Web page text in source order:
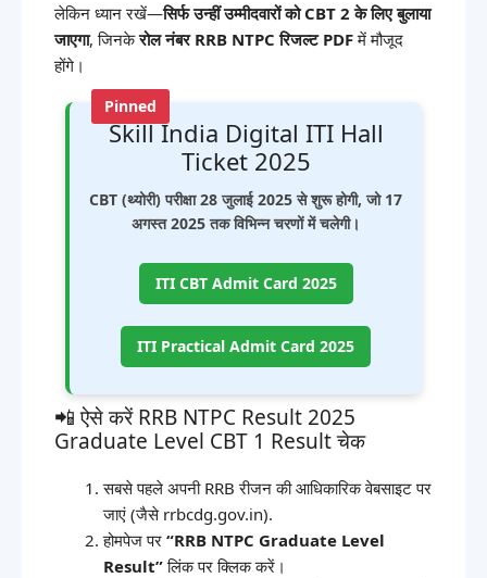
लेकिन ध्यान रखें—सिर्फ उन्हीं उम्मीदवारों को CBT 2 के लिए बुलाया
जाएगा, जिनकेरोल नंबर RRB NTPC रिजल्ट PDFमें मौजूद
होंगे।
Pinned
Skill India Digital ITI Hall
Ticket 2025
CBT (थ्योरी) परीक्षा 28 जुलाई 2025 से शुरू होगी, जो 17
अगस्त 2025 तक विभिन्न चरणों में चलेगी।
ITI CBT Admit Card 2025
ITI Practical Admit Card 2025
📲 ऐसे करें RRB NTPC Result 2025
Graduate Level CBT 1 Result चेक
सबसे पहले अपनी RRB रीजन की आधिकारिक वेबसाइट पर
जाएं (जैसे rrbcdg.gov.in).
होमपेज पर “RRB NTPC Graduate Level
Result”लिंक पर क्लिक करें।